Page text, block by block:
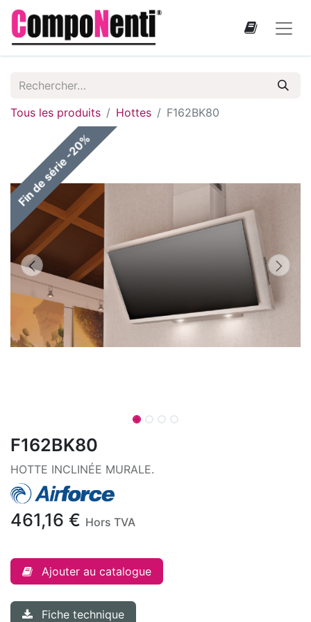
Tous les produits Hottes F162BK80
Fin de série -20%
F162BK80
HOTTE INCLINÉE MURALE.
461,16 € Hors TVA
Ajouter au catalogue
Fiche technique